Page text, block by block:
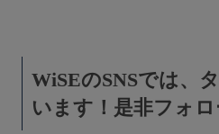
WiSEのSNSでは、
います！是非フォ